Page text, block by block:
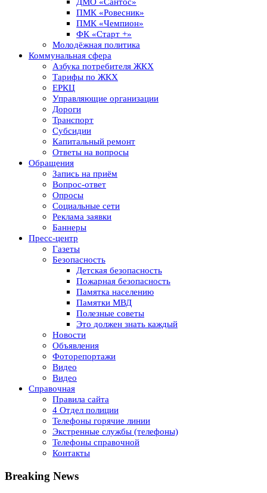
ДМО «Сантос»
ПМК «Ровесник»
ПМК «Чемпион»
ФК «Старт +»
Молодёжная политика
Коммунальная сфера
Азбука потребителя ЖКХ
Тарифы по ЖКХ
ЕРКЦ
Управляющие организации
Дороги
Транспорт
Субсидии
Капитальный ремонт
Ответы на вопросы
Обращения
Запись на приём
Вопрос-ответ
Опросы
Социальные сети
Реклама заявки
Баннеры
Пресс-центр
Газеты
Безопасность
Детская безопасность
Пожарная безопасность
Памятка населению
Памятки МВД
Полезные советы
Это должен знать каждый
Новости
Объявления
Фоторепортажи
Видео
Видео
Справочная
Правила сайта
4 Отдел полиции
Телефоны горячие линии
Экстренные службы (телефоны)
Телефоны справочной
Контакты
Breaking News